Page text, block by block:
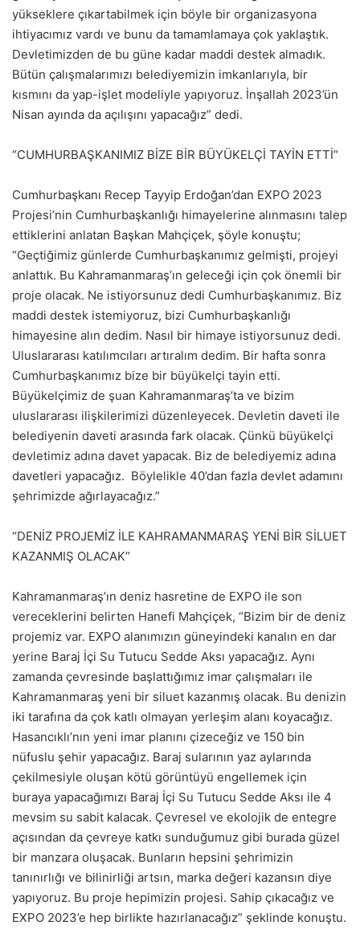
yükseklere çıkartabilmek için böyle bir organizasyona
ihtiyacımız vardı ve bunu da tamamlamaya çok yaklaştık.
Devletimizden de bu güne kadar maddi destek almadık.
Bütün çalışmalarımızı belediyemizin imkanlarıyla, bir
kısmını da yap-işlet modeliyle yapıyoruz. İnşallah 2023’ün
Nisan ayında da açılışını yapacağız” dedi.
“CUMHURBAŞKANIMIZ BİZE BİR BÜYÜKELÇİ TAYİN ETTİ”
Cumhurbaşkanı Recep Tayyip Erdoğan’dan EXPO 2023
Projesi’nin Cumhurbaşkanlığı himayelerine alınmasını talep
ettiklerini anlatan Başkan Mahçiçek, şöyle konuştu;
“Geçtiğimiz günlerde Cumhurbaşkanımız gelmişti, projeyi
anlattık. Bu Kahramanmaraş’ın geleceği için çok önemli bir
proje olacak. Ne istiyorsunuz dedi Cumhurbaşkanımız. Biz
maddi destek istemiyoruz, bizi Cumhurbaşkanlığı
himayesine alın dedim. Nasıl bir himaye istiyorsunuz dedi.
Uluslararası katılımcıları artıralım dedim. Bir hafta sonra
Cumhurbaşkanımız bize bir büyükelçi tayin etti.
Büyükelçimiz de şuan Kahramanmaraş’ta ve bizim
uluslararası ilişkilerimizi düzenleyecek. Devletin daveti ile
belediyenin daveti arasında fark olacak. Çünkü büyükelçi
devletimiz adına davet yapacak. Biz de belediyemiz adına
davetleri yapacağız. Böylelikle 40’dan fazla devlet adamını
şehrimizde ağırlayacağız.”
“DENİZ PROJEMİZ İLE KAHRAMANMARAŞ YENİ BİR SİLUET
KAZANMIŞ OLACAK”
Kahramanmaraş’ın deniz hasretine de EXPO ile son
vereceklerini belirten Hanefi Mahçiçek, “Bizim bir de deniz
projemiz var. EXPO alanımızın güneyindeki kanalın en dar
yerine Baraj İçi Su Tutucu Sedde Aksı yapacağız. Aynı
zamanda çevresinde başlattığımız imar çalışmaları ile
Kahramanmaraş yeni bir siluet kazanmış olacak. Bu denizin
iki tarafına da çok katlı olmayan yerleşim alanı koyacağız.
Hasancıklı’nın yeni imar planını çizeceğiz ve 150 bin
nüfuslu şehir yapacağız. Baraj sularının yaz aylarında
çekilmesiyle oluşan kötü görüntüyü engellemek için
buraya yapacağımızı Baraj İçi Su Tutucu Sedde Aksı ile 4
mevsim su sabit kalacak. Çevresel ve ekolojik de entegre
açısından da çevreye katkı sunduğumuz gibi burada güzel
bir manzara oluşacak. Bunların hepsini şehrimizin
tanınırlığı ve bilinirliği artsın, marka değeri kazansın diye
yapıyoruz. Bu proje hepimizin projesi. Sahip çıkacağız ve
EXPO 2023’e hep birlikte hazırlanacağız” şeklinde konuştu.